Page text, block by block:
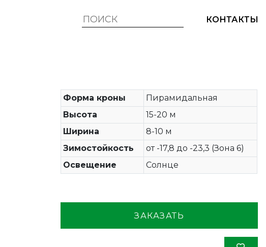
КОНТАКТЫ
Форма кроны
Пирамидальная
Высота
15-20 м
Ширина
8-10 м
Зимостойкость
от -17,8 до -23,3 (Зона 6)
Освещение
Солнце
ЗАКАЗАТЬ